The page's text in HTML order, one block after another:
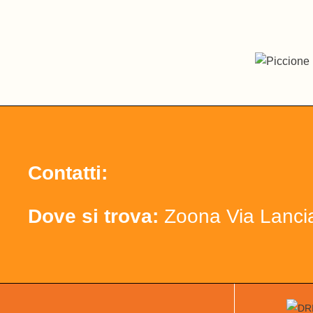
Contatti:
Dove si trova: Zoona Via